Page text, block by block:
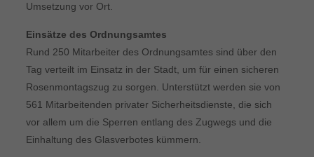
Umsetzung vor Ort.
Einsätze des Ordnungsamtes
Rund 250 Mitarbeiter des Ordnungsamtes sind über den
Tag verteilt im Einsatz in der Stadt, um für einen sicheren
Rosenmontagszug zu sorgen. Unterstützt werden sie von
561 Mitarbeitenden privater Sicherheitsdienste, die sich
vor allem um die Sperren entlang des Zugwegs und die
Einhaltung des Glasverbotes kümmern.